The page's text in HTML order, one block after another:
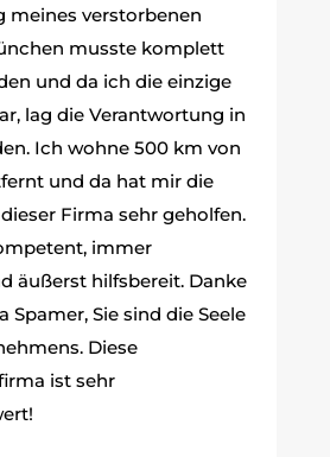
meines verstorbenen
musste komplett
und da ich die einzige
lag die Verantwortung in
Ich wohne 500 km von
und da hat mir die
Firma sehr geholfen.
immer
äußerst hilfsbereit. Danke
Spamer, Sie sind die Seele
Diese
ist sehr